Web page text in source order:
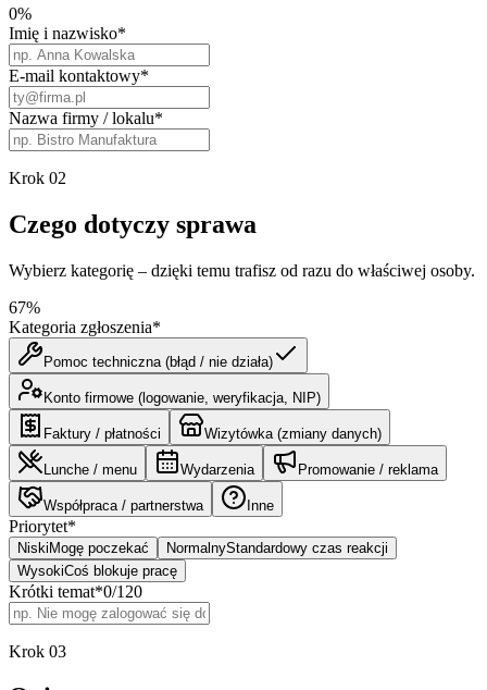
0%
Imię i nazwisko*
E-mail kontaktowy*
Nazwa firmy / lokalu*
Krok 02
Czego dotyczy sprawa
Wybierz kategorię – dzięki temu trafisz od razu do właściwej osoby.
67%
Kategoria zgłoszenia*
Pomoc techniczna (błąd / nie działa)
Konto firmowe (logowanie, weryfikacja, NIP)
Faktury / płatności Wizytówka (zmiany danych)
Lunche / menu Wydarzenia Promowanie / reklama
Współpraca / partnerstwa Inne
Priorytet*
NiskiMogę poczekać NormalnyStandardowy czas reakcji
WysokiCoś blokuje pracę
Krótki temat*0/120
Krok 03